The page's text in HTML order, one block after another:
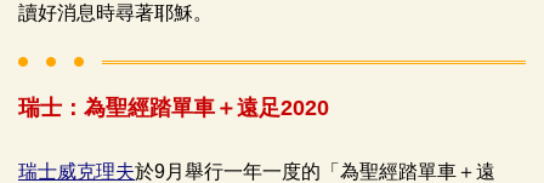
讀好消息時尋著耶穌。
瑞士：為聖經踏單車＋遠足2020
瑞士威克理夫於9月舉行一年一度的「為聖經踏單車＋遠